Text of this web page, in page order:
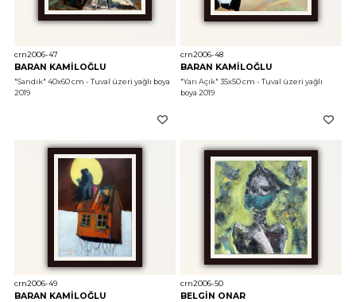
crn2006-47
BARAN KAMİLOĞLU
"Sandık" 40x60 cm - Tuval üzeri yağlı boya
2019
crn2006-48
BARAN KAMİLOĞLU
"Yarı Açık" 35x50 cm - Tuval üzeri yağlı
boya 2019
crn2006-49
BARAN KAMİLOĞLU
crn2006-50
BELGİN ONAR